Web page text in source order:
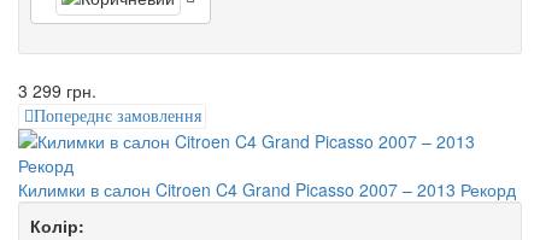
3 299 грн.
Попереднє замовлення
Килимки в салон Citroen C4 Grand Picasso 2007 – 2013 Рекорд
Колір: